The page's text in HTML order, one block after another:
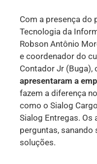
Com a presença do
Tecnologia da
Robson Antônio
e coordenador do
Contador Jr (Buga),
apresentaram a
fazem a diferença
como o Sialog
Sialog Entregas. Os
perguntas, sanando
soluções.